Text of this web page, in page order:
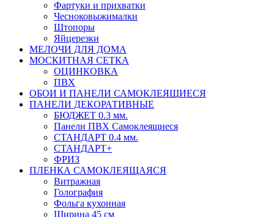
Фартуки и прихватки
Чесноковыжималки
Штопоры
Яйцерезки
МЕЛОЧИ ДЛЯ ДОМА
МОСКИТНАЯ СЕТКА
ОЦИНКОВКА
ПВХ
ОБОИ И ПАНЕЛИ САМОКЛЕЯЩИЕСЯ
ПАНЕЛИ ДЕКОРАТИВНЫЕ
БЮДЖЕТ 0.3 мм.
Панели ПВХ Самоклеящиеся
СТАНДАРТ 0.4 мм.
СТАНДАРТ+
ФРИЗ
ПЛЕНКА САМОКЛЕЯЩАЯСЯ
Витражная
Голография
Фольга кухонная
Ширина 45 см